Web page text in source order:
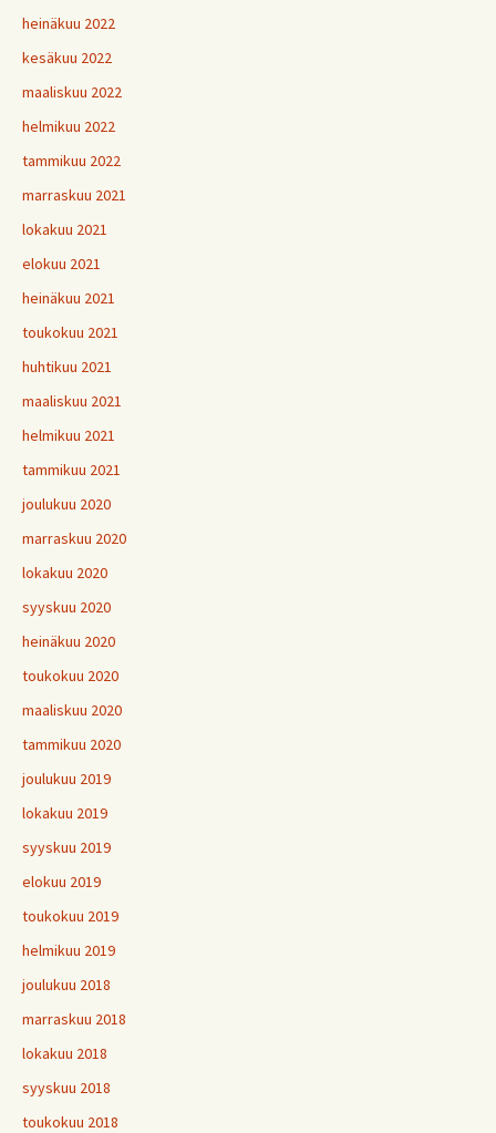
heinäkuu 2022
kesäkuu 2022
maaliskuu 2022
helmikuu 2022
tammikuu 2022
marraskuu 2021
lokakuu 2021
elokuu 2021
heinäkuu 2021
toukokuu 2021
huhtikuu 2021
maaliskuu 2021
helmikuu 2021
tammikuu 2021
joulukuu 2020
marraskuu 2020
lokakuu 2020
syyskuu 2020
heinäkuu 2020
toukokuu 2020
maaliskuu 2020
tammikuu 2020
joulukuu 2019
lokakuu 2019
syyskuu 2019
elokuu 2019
toukokuu 2019
helmikuu 2019
joulukuu 2018
marraskuu 2018
lokakuu 2018
syyskuu 2018
toukokuu 2018